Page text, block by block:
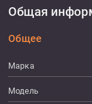
Общая
Общее
Марка
Модель